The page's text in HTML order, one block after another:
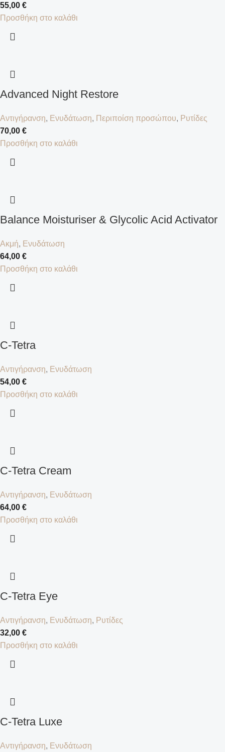
55,00 €
Προσθήκη στο καλάθι
Advanced Night Restore
Αντιγήρανση, Ενυδάτωση, Περιποίση προσώπου, Ρυτίδες
70,00 €
Προσθήκη στο καλάθι
Balance Moisturiser & Glycolic Acid Activator
Ακμή, Ενυδάτωση
64,00 €
Προσθήκη στο καλάθι
C-Tetra
Αντιγήρανση, Ενυδάτωση
54,00 €
Προσθήκη στο καλάθι
C-Tetra Cream
Αντιγήρανση, Ενυδάτωση
64,00 €
Προσθήκη στο καλάθι
C-Tetra Eye
Αντιγήρανση, Ενυδάτωση, Ρυτίδες
32,00 €
Προσθήκη στο καλάθι
C-Tetra Luxe
Αντιγήρανση, Ενυδάτωση